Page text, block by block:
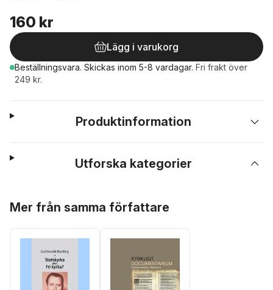
160 kr
Lägg i varukorg
Beställningsvara. Skickas inom 5-8 vardagar. Fri frakt över
249 kr.
Produktinformation
Utforska kategorier
Mer från samma författare